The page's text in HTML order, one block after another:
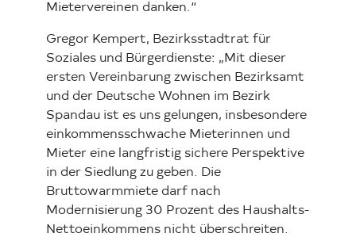
Mietervereinen danken.“
Gregor Kempert, Bezirksstadtrat für
Soziales und Bürgerdienste: „Mit dieser
ersten Vereinbarung zwischen Bezirksamt
und der Deutsche Wohnen im Bezirk
Spandau ist es uns gelungen, insbesondere
einkommensschwache Mieterinnen und
Mieter eine langfristig sichere Perspektive
in der Siedlung zu geben. Die
Bruttowarmmiete darf nach
Modernisierung 30 Prozent des Haushalts-
Nettoeinkommens nicht überschreiten.